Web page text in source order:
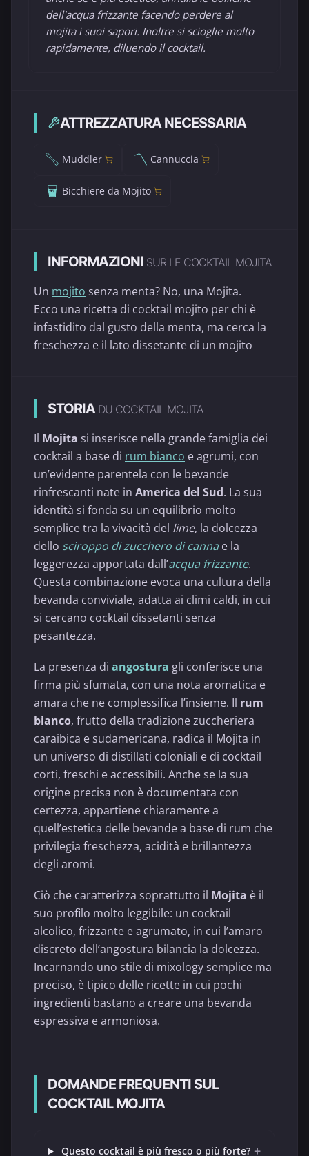
dell'acqua frizzante facendo perdere al
mojita i suoi sapori. Inoltre si scioglie molto
rapidamente, diluendo il cocktail.
ATTREZZATURA NECESSARIA
Muddler Cannuccia
Bicchiere da Mojito
INFORMAZIONI SUR LE COCKTAIL MOJITA
Un mojito senza menta? No, una Mojita.
Ecco una ricetta di cocktail mojito per chi è
infastidito dal gusto della menta, ma cerca la
freschezza e il lato dissetante di un mojito
STORIA DU COCKTAIL MOJITA
Il Mojita si inserisce nella grande famiglia dei
cocktail a base di rum bianco e agrumi, con
un’evidente parentela con le bevande
rinfrescanti nate in America del Sud. La sua
identità si fonda su un equilibrio molto
semplice tra la vivacità del lime, la dolcezza
dello sciroppo di zucchero di canna e la
leggerezza apportata dall’acqua frizzante.
Questa combinazione evoca una cultura della
bevanda conviviale, adatta ai climi caldi, in cui
si cercano cocktail dissetanti senza
pesantezza.
La presenza di angostura gli conferisce una
firma più sfumata, con una nota aromatica e
amara che ne complessifica l’insieme. Il rum
bianco, frutto della tradizione zuccheriera
caraibica e sudamericana, radica il Mojita in
un universo di distillati coloniali e di cocktail
corti, freschi e accessibili. Anche se la sua
origine precisa non è documentata con
certezza, appartiene chiaramente a
quell’estetica delle bevande a base di rum che
privilegia freschezza, acidità e brillantezza
degli aromi.
Ciò che caratterizza soprattutto il Mojita è il
suo profilo molto leggibile: un cocktail
alcolico, frizzante e agrumato, in cui l’amaro
discreto dell’angostura bilancia la dolcezza.
Incarnando uno stile di mixology semplice ma
preciso, è tipico delle ricette in cui pochi
ingredienti bastano a creare una bevanda
espressiva e armoniosa.
DOMANDE FREQUENTI SUL
COCKTAIL MOJITA
Questo cocktail è più fresco o più forte? +